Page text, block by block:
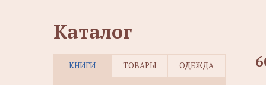
Каталог
КНИГИ ТОВАРЫ ОДЕЖДА